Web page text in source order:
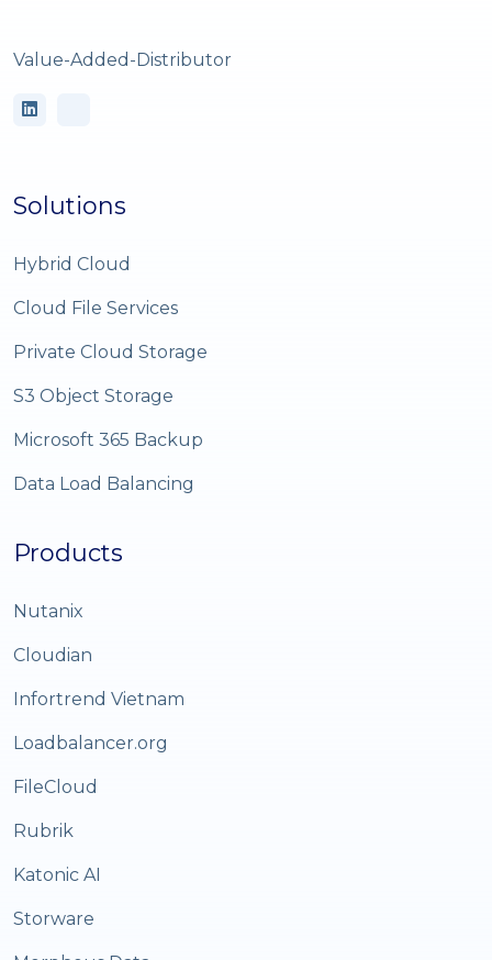
Value-Added-Distributor
Solutions
Hybrid Cloud
Cloud File Services
Private Cloud Storage
S3 Object Storage
Microsoft 365 Backup
Data Load Balancing
Products
Nutanix
Cloudian
Infortrend Vietnam
Loadbalancer.org
FileCloud
Rubrik
Katonic AI
Storware